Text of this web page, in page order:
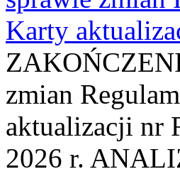
Karty
zmian
aktualizacji nr
2026 r.